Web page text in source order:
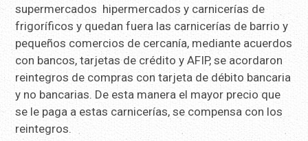
supermercados hipermercados y carnicerías de
frigoríficos y quedan fuera las carnicerías de barrio y
pequeños comercios de cercanía, mediante acuerdos
con bancos, tarjetas de crédito y AFIP, se acordaron
reintegros de compras con tarjeta de débito bancaria
y no bancarias. De esta manera el mayor precio que
se le paga a estas carnicerías, se compensa con los
reintegros.